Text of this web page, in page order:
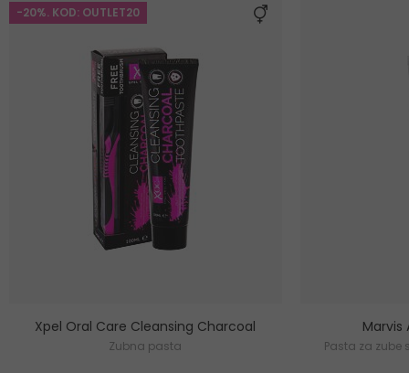
-20%. KOD: OUTLET20
Xpel Oral Care Cleansing Charcoal
Zubna pasta
Marvis
Pasta za zube